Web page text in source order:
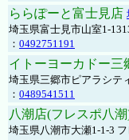
ららぽーと富士見店
埼玉県富士見市山室1-
： 0492751191
イトーヨーカドー三
埼玉県三郷市ピアラシテ
： 0489541511
八潮店(フレスポ八
埼玉県八潮市大瀬1-1-3